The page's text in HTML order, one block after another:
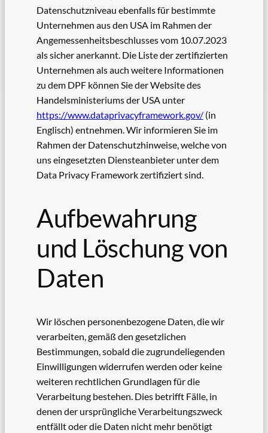
Datenschutzniveau ebenfalls für bestimmte
Unternehmen aus den USA im Rahmen der
Angemessenheitsbeschlusses vom 10.07.2023
als sicher anerkannt. Die Liste der zertifizierten
Unternehmen als auch weitere Informationen
zu dem DPF können Sie der Website des
Handelsministeriums der USA unter
https://www.dataprivacyframework.gov/(in
Englisch) entnehmen. Wir informieren Sie im
Rahmen der Datenschutzhinweise, welche von
uns eingesetzten Diensteanbieter unter dem
Data Privacy Framework zertifiziert sind.
Aufbewahrung
und Löschung von
Daten
Wir löschen personenbezogene Daten, die wir
verarbeiten, gemäß den gesetzlichen
Bestimmungen, sobald die zugrundeliegenden
Einwilligungen widerrufen werden oder keine
weiteren rechtlichen Grundlagen für die
Verarbeitung bestehen. Dies betrifft Fälle, in
denen der ursprüngliche Verarbeitungszweck
entfällt oder die Daten nicht mehr benötigt